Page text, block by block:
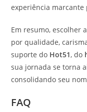
experiência marcante
Em resumo, escolher
por qualidade,
suporte do Hot51, do
sua jornada se torna
consolidando seu
FAQ